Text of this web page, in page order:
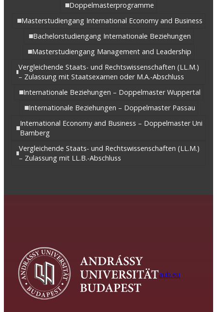
Doppelmasterprogramme
Masterstudiengang International Economy and Business
Bachelorstudiengang Internationale Beziehungen
Masterstudiengang Management and Leadership
Vergleichende Staats- und Rechtswissenschaften (LL.M.)
– Zulassung mit Staatsexamen oder M.A.-Abschluss
Internationale Beziehungen – Doppelmaster Wuppertal
Internationale Beziehungen – Doppelmaster Passau
International Economy and Business – Doppelmaster Uni
Bamberg
Vergleichende Staats- und Rechtswissenschaften (LL.M.)
– Zulassung mit LL.B.-Abschluss
aub.eu